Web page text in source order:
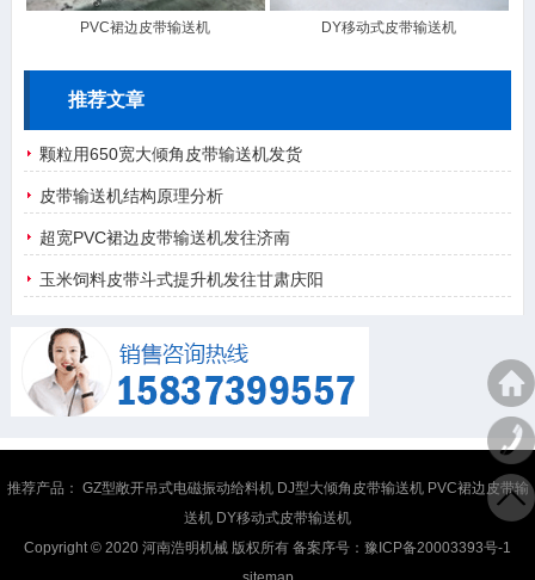
PVC裙边皮带输送机 DY移动式皮带输送机
推荐文章
颗粒用650宽大倾角皮带输送机发货
皮带输送机结构原理分析
超宽PVC裙边皮带输送机发往济南
玉米饲料皮带斗式提升机发往甘肃庆阳
推荐产品： GZ型敞开吊式电磁振动给料机 DJ型大倾角皮带输送机 PVC裙边皮带输
送机 DY移动式皮带输送机
Copyright © 2020 河南浩明机械 版权所有 备案序号： 豫ICP备20003393号-1